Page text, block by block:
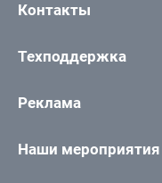
Контакты
Техподдержка
Реклама
Наши мероприятия